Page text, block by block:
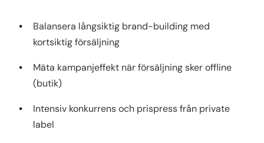
Balansera långsiktig brand-building med
kortsiktig försäljning
Mäta kampanjeffekt när försäljning sker offline
(butik)
Intensiv konkurrens och prispress från private
label